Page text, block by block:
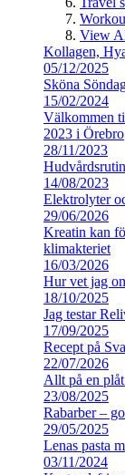
View
Kollagen,
05/12/2025
Sköna
15/02/2024
Välkommen
2023 i Örebro
28/11/2023
14/08/2023
Elektrolyter
29/06/2026
Kreatin kan
klimakteriet
16/03/2026
Hur vet jag
18/10/2025
Jag testar
17/09/2025
Recept på
22/07/2026
Allt på en
23/08/2025
Rabarber –
29/05/2025
Lenas pasta
03/11/2024